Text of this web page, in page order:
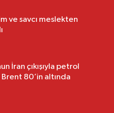
ve savcı meslekten
İran çıkışıyla petrol
Brent 80’in altında